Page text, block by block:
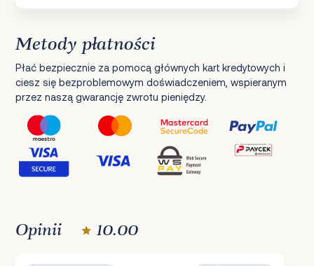
Metody płatności
Płać bezpiecznie za pomocą głównych kart kredytowych i
ciesz się bezproblemowym doświadczeniem, wspieranym
przez naszą gwarancję zwrotu pieniędzy.
Opinii 10.00